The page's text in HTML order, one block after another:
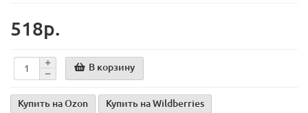
518р.
В корзину
Купить на Ozon Купить на Wildberries